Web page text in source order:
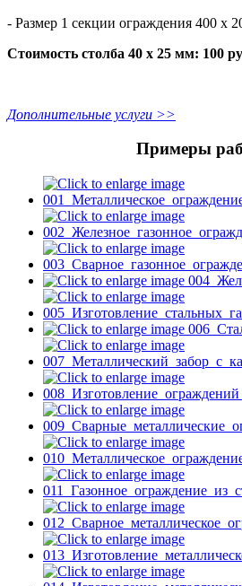
- Размер 1 секции ограждения 400 х
Стоимость столба 40 х 25 мм: 100
Дополнительные услуги >>
Примеры